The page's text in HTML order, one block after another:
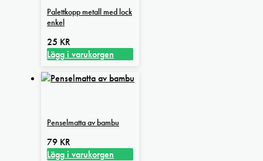
Palettkopp metall med lock
enkel
25 KR
Lägg i varukorgen
Penselmatta av bambu
79 KR
Lägg i varukorgen